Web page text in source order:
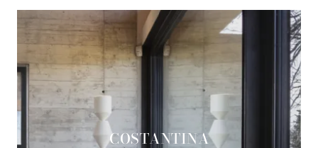
COSTANTINA